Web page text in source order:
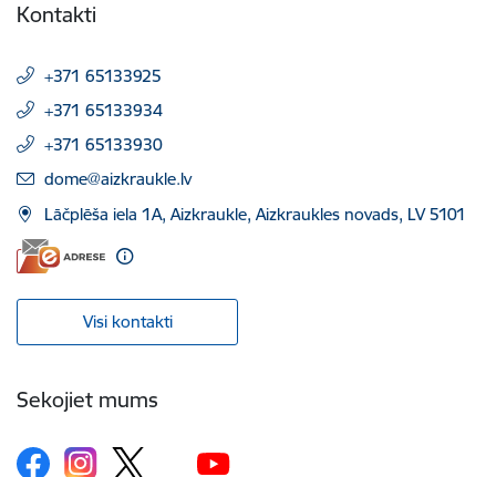
Kontakti
+371 65133925
+371 65133934
+371 65133930
E-pasts:
dome@aizkraukle.lv
Lāčplēša iela 1A, Aizkraukle, Aizkraukles novads, LV 5101
Visi kontakti
Sekojiet mums